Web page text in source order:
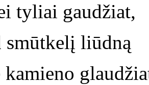
tyliai gaudžiat,
smūtkelį liūdną
kamieno